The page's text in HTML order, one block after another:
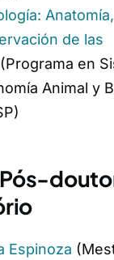
de las
(Programa en
Animal y
Espinoza